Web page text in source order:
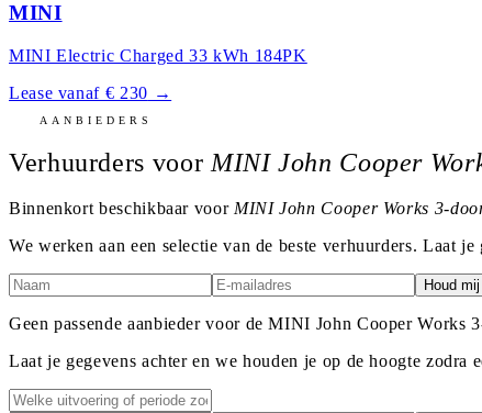
MINI
MINI Electric Charged 33 kWh 184PK
Lease vanaf € 230 →
AANBIEDERS
Verhuurders voor MINI John Cooper
Binnenkort beschikbaar voor MINI John Cooper Works 3-
We werken aan een selectie van de beste verhuurders. Laat
Houd
Geen passende aanbieder voor de MINI John Cooper Works
Laat je gegevens achter en we houden je op de hoogte